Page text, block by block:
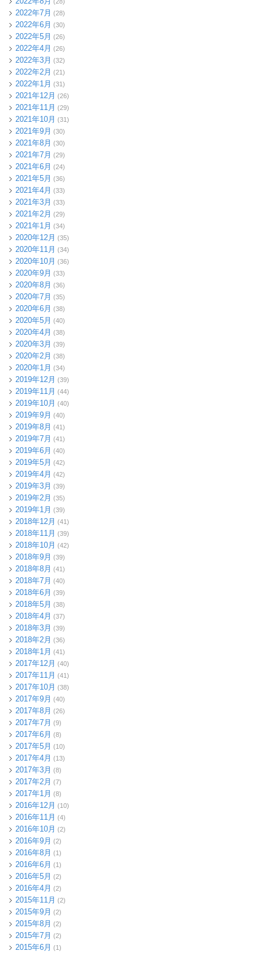
(28)
2022年7月 (28)
2022年6月 (30)
2022年5月 (26)
2022年4月 (26)
2022年3月 (32)
2022年2月 (21)
2022年1月 (31)
2021年12月 (26)
2021年11月 (29)
2021年10月 (31)
2021年9月 (30)
2021年8月 (30)
2021年7月 (29)
2021年6月 (24)
2021年5月 (36)
2021年4月 (33)
2021年3月 (33)
2021年2月 (29)
2021年1月 (34)
2020年12月 (35)
2020年11月 (34)
2020年10月 (36)
2020年9月 (33)
2020年8月 (36)
2020年7月 (35)
2020年6月 (38)
2020年5月 (40)
2020年4月 (38)
2020年3月 (39)
2020年2月 (38)
2020年1月 (34)
2019年12月 (39)
2019年11月 (44)
2019年10月 (40)
2019年9月 (40)
2019年8月 (41)
2019年7月 (41)
2019年6月 (40)
2019年5月 (42)
2019年4月 (42)
2019年3月 (39)
2019年2月 (35)
2019年1月 (39)
2018年12月 (41)
2018年11月 (39)
2018年10月 (42)
2018年9月 (39)
2018年8月 (41)
2018年7月 (40)
2018年6月 (39)
2018年5月 (38)
2018年4月 (37)
2018年3月 (39)
2018年2月 (36)
2018年1月 (41)
2017年12月 (40)
2017年11月 (41)
2017年10月 (38)
2017年9月 (40)
2017年8月 (26)
2017年7月 (9)
2017年6月 (8)
2017年5月 (10)
2017年4月 (13)
2017年3月 (8)
2017年2月 (7)
2017年1月 (8)
2016年12月 (10)
2016年11月 (4)
2016年10月 (2)
2016年9月 (2)
2016年8月 (1)
2016年6月 (1)
2016年5月 (2)
2016年4月 (2)
2015年11月 (2)
2015年9月 (2)
2015年8月 (2)
2015年7月 (2)
2015年6月 (1)